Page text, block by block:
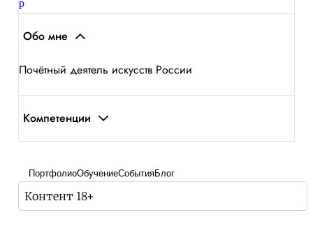
Обо мне
Почётный деятель искусств России
Компетенции
ПортфолиоОбучениеСобытияБлог
Контент 18+